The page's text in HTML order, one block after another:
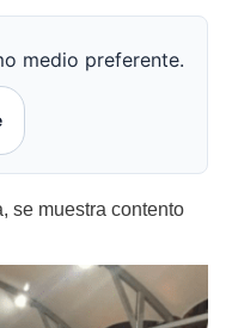
medio preferente.
se muestra contento